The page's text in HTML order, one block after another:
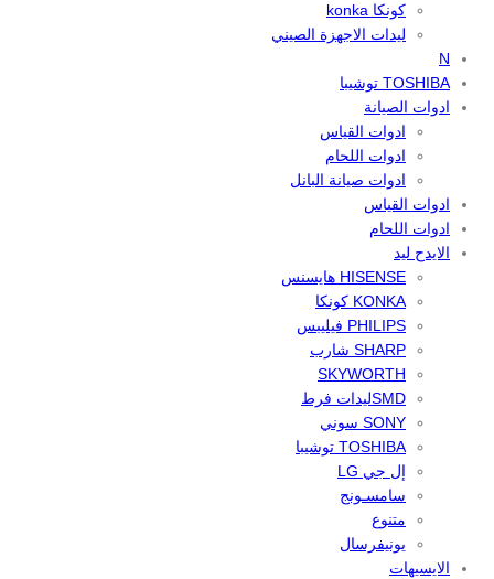
كونكا konka
ليدات الاجهزة الصيني
N
TOSHIBA توشيبا
ادوات الصيانة
ادوات القياس
ادوات اللحام
ادوات صيانة البانل
ادوات القياس
ادوات اللحام
الايدح ليد
HISENSE هايسنس
KONKA كونكا
PHILIPS فيليبس
SHARP شارب
SKYWORTH
SMDليدات فرط
SONY سوني
TOSHIBA توشيبا
إل جي LG
سامسـونج
متنوع
يونيفرسال
الايسيهات